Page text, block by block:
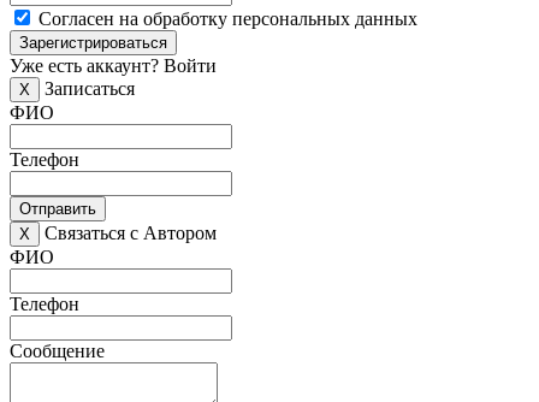
Согласен на обработку персональных данных
Зарегистрироваться
Уже есть аккаунт? Войти
X
Записаться
ФИО
Телефон
Отправить
X
Связаться с Автором
ФИО
Телефон
Сообщение